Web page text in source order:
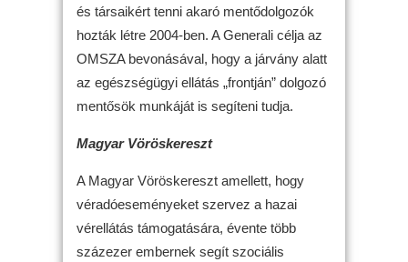
és társaikért tenni akaró mentődolgozók
hozták létre 2004-ben. A Generali célja az
OMSZA bevonásával, hogy a járvány alatt
az egészségügyi ellátás „frontján” dolgozó
mentősök munkáját is segíteni tudja.
Magyar Vöröskereszt
A Magyar Vöröskereszt amellett, hogy
véradóeseményeket szervez a hazai
vérellátás támogatására, évente több
százezer embernek segít szociális